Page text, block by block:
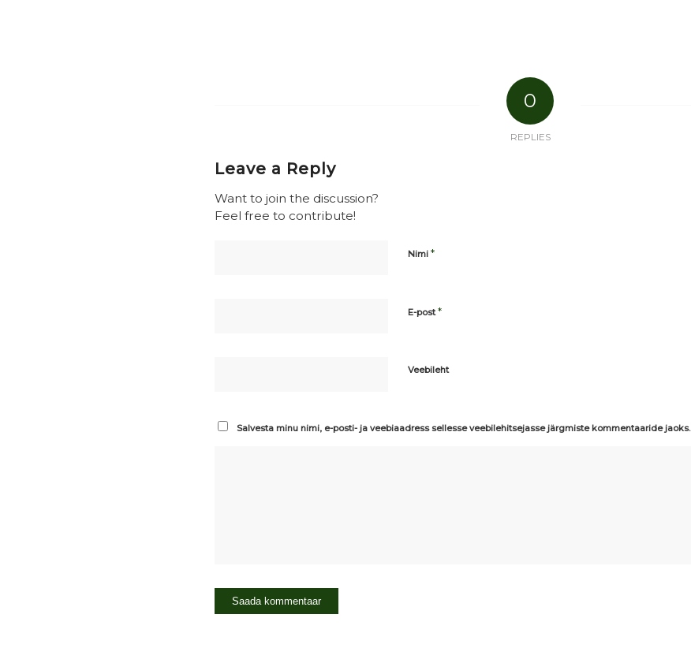
0
REPLIES
Leave a Reply
Want to join the discussion?
Feel free to contribute!
Nimi *
E-post*
Veebileht
Salvesta minu nimi, e-posti- ja veebiaadress sellesse veebilehitsejasse järgmiste kommentaaride jaoks.